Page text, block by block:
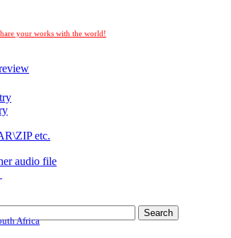
your works with the world!
etc.
audio file
Africa